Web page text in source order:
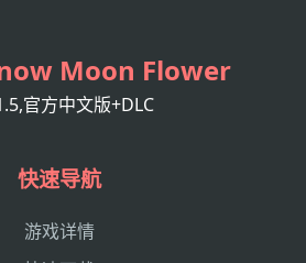
Moon Flower
官方中文版+DLC
快速导航
游戏详情